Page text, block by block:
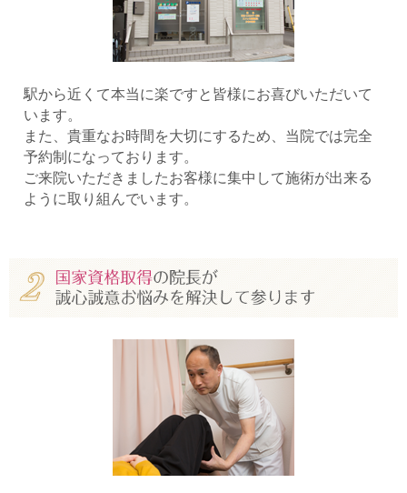
駅から近くて本当に楽ですと皆様にお喜びいただいて
います。
また、貴重なお時間を大切にするため、当院では完全
予約制になっております。
ご来院いただきましたお客様に集中して施術が出来る
ように取り組んでいます。